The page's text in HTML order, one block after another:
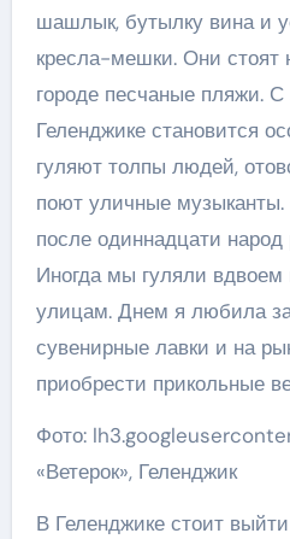
шашлык, бутылку вина и
кресла-мешки. Они стоят
городе песчаные пляжи.
Геленджике становится
гуляют толпы людей,
поют уличные музыканты.
после одиннадцати народ
Иногда мы гуляли
улицам. Днем я любила
сувенирные лавки и на
приобрести прикольные
Фото:
«Ветерок», Геленджик
В Геленджике стоит